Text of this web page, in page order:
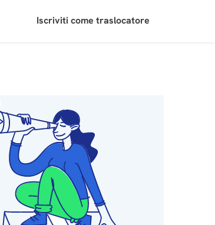
Iscriviti come traslocatore